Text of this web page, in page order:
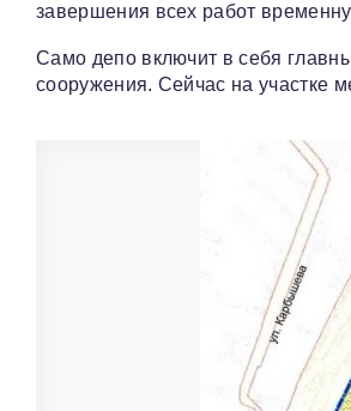
завершения всех работ
Само депо включит в себя
сооружения. Сейчас на участке